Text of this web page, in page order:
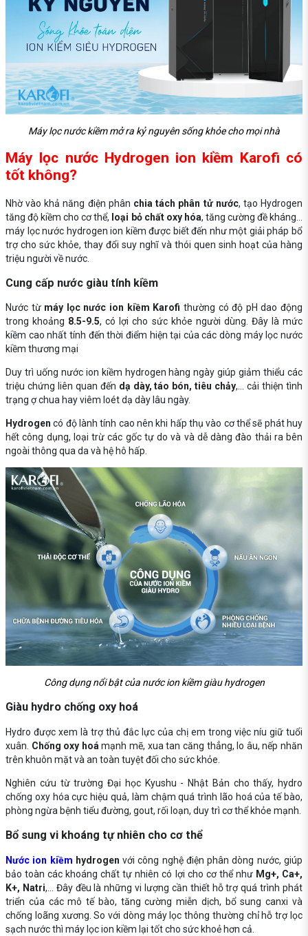
Máy lọc nước kiềm mở ra kỷ nguyên sống khỏe cho mọi nhà
Máy lọc nước Hydrogen ion kiềm Karofi có
tốt không?
Nhờ vào khả năng điện phân chia tách phân tử nước, tạo Hydrogen
tăng độ kiềm cho cơ thể, loại bỏ chất oxy hóa, tăng cường đề kháng…
máy lọc nước hydrogen ion kiềm được biết đến như một giải pháp bổ
trợ cho sức khỏe, thay đổi suy nghĩ và thói quen sinh hoạt của hàng
triệu người về nước.
Cung cấp nước giàu tính kiềm
Nước từ máy lọc nước ion kiềm Karofi thường có độ pH dao động
trong khoảng 8.5-9.5, có lợi cho sức khỏe người dùng. Đây là mức
kiềm cao nhất tính đến thời điểm hiện tại của các dòng máy lọc nước
kiềm thương mại
Duy trì uống nước ion kiềm hydrogen hàng ngày giúp giảm thiểu các
triệu chứng liên quan đến dạ dày, táo bón, tiêu chảy,... cải thiện tình
trạng ợ chua hay viêm loét dạ dày lâu ngày.
Hydrogen có độ lành tính cao nên khi hấp thụ vào cơ thể sẽ phát huy
hết công dụng, loại trừ các gốc tự do và và dễ dàng đào thải ra bên
ngoài thông qua da và hệ hô hấp.
Công dụng nổi bật của nước ion kiềm giàu hydrogen
Giàu hydro chống oxy hoá
Hydro được xem là trợ thủ đắc lực của chị em trong việc níu giữ tuổi
xuân. Chống oxy hoá mạnh mẽ, xua tan căng thẳng, lo âu, nếp nhăn
trên khuôn mặt và an toàn tuyệt đối cho sức khỏe.
Nghiên cứu từ trường Đại học Kyushu - Nhật Bản cho thấy, hydro
chống oxy hóa cực hiệu quả, làm chậm quá trình lão hoá của tế bào,
phòng ngừa bệnh tiểu đường, gout, rối loạn, duy trì cơ thể khỏe mạnh.
Bổ sung vi khoáng tự nhiên cho cơ thể
Nước ion kiềm hydrogen với công nghệ điện phân dòng nước, giúp
bảo toàn các khoáng chất tự nhiên có lợi cho cơ thể như Mg+, Ca+,
K+, Natri,... Đây đều là những vi lượng cần thiết hỗ trợ quá trình phát
triển của các mô tế bào, tăng cường miễn dịch, bổ sung canxi và
chống loãng xương. So với dòng máy lọc thông thường chỉ hỗ trợ lọc
sạch nước thì máy lọc ion kiềm lại tốt cho sức khoẻ hơn cả.